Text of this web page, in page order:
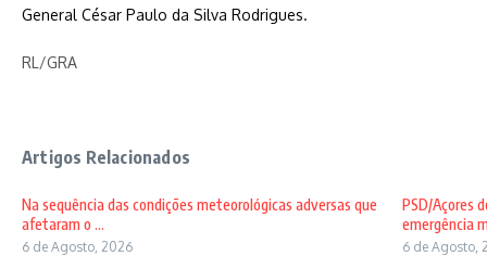
General César Paulo da Silva Rodrigues.
RL/GRA
Artigos Relacionados
Na sequência das condições meteorológicas adversas que
afetaram o ...
6 de Agosto, 2026
PSD/Açores
emergência
6 de Agosto,